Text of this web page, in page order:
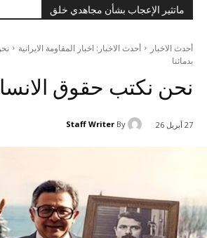
ماتثير الإعجاب بشأن مجاهدي خلق
أحدث الاخبار أحدث الاخبار: اخبار المقاومة الايرانية
بدمائنا
نحن نکتب حقوق
27 أبريل 26 By
Staff Writer